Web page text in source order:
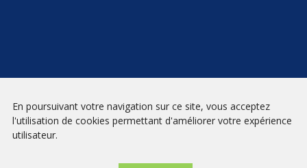
NEWSLETTER
En poursuivant votre navigation sur ce site, vous acceptez
l'utilisation de cookies permettant d'améliorer votre expérience
utilisateur.